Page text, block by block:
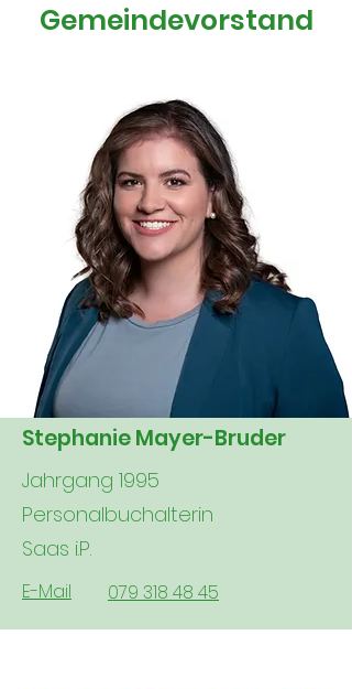
Gemeindevorstand
Stephanie Mayer-Bruder
Jahrgang 1995
Personalbuchalterin
Saas i.P.
E-Mail 079 318 48 45